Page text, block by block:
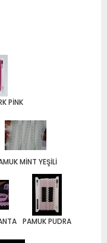
PİNK
MİNT YEŞİLİ
PAMUK PUDRA